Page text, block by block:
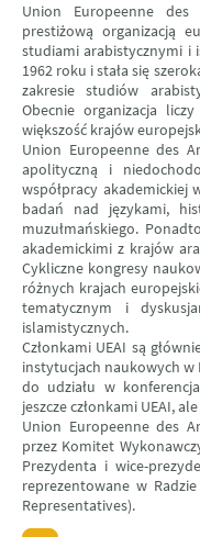
Union Europeenne
prestiżową organizacją
studiami arabistycznymi i
1962 roku i stała się
zakresie studiów
Obecnie organizacja
większość krajów
Union Europeenne des
apolityczną i
współpracy
badań nad językami,
muzułmańskiego.
akademickimi z krajów
Cykliczne kongresy
różnych krajach
tematycznym i
islamistycznych.
Członkami UEAI są
instytucjach naukowych w
do udziału w
jeszcze członkami UEAI,
Union Europeenne des
przez Komitet
Prezydenta i wice-
reprezentowane w
Representatives).